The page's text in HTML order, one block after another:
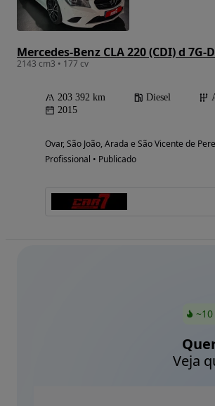
2143 cm3 • 177 cv
203 392 km Diesel
2015
Ovar, São João, Arada e São Vicente de
Profissional • Publicado
Veja